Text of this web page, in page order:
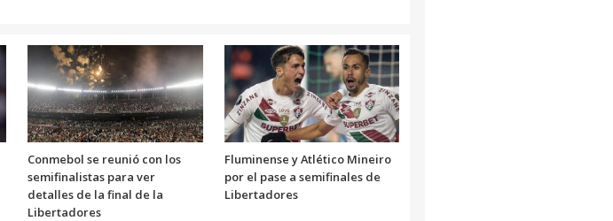
Conmebol se reunió con los
semifinalistas para ver
detalles de la final de la
Libertadores
Fluminense y Atlético Mineiro
por el pase a semifinales de
Libertadores